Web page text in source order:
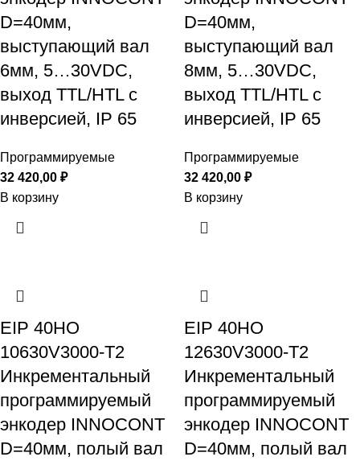
D=40мм,
выступающий вал
6мм, 5…30VDC,
выход TTL/HTL с
инверсией, IP 65
Программируемые
32 420,00 ₽
В корзину
D=40мм,
выступающий вал
8мм, 5…30VDC,
выход TTL/HTL с
инверсией, IP 65
Программируемые
32 420,00 ₽
В корзину
EIP 40HO
10630V3000-T2
Инкрементальный
программируемый
энкодер INNOCONT
D=40мм, полый вал
EIP 40HO
12630V3000-T2
Инкрементальный
программируемый
энкодер INNOCONT
D=40мм, полый вал